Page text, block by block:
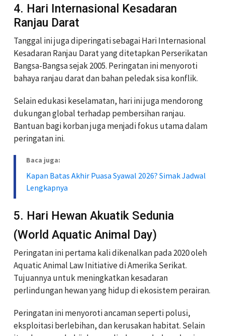
4. Hari Internasional Kesadaran
Ranjau Darat
Tanggal ini juga diperingati sebagai Hari Internasional
Kesadaran Ranjau Darat yang ditetapkan Perserikatan
Bangsa-Bangsa sejak 2005. Peringatan ini menyoroti
bahaya ranjau darat dan bahan peledak sisa konflik.
Selain edukasi keselamatan, hari ini juga mendorong
dukungan global terhadap pembersihan ranjau.
Bantuan bagi korban juga menjadi fokus utama dalam
peringatan ini.
Baca juga:
Kapan Batas Akhir Puasa Syawal 2026? Simak Jadwal
Lengkapnya
5. Hari Hewan Akuatik Sedunia
(World Aquatic Animal Day)
Peringatan ini pertama kali dikenalkan pada 2020 oleh
Aquatic Animal Law Initiative di Amerika Serikat.
Tujuannya untuk meningkatkan kesadaran
perlindungan hewan yang hidup di ekosistem perairan.
Peringatan ini menyoroti ancaman seperti polusi,
eksploitasi berlebihan, dan kerusakan habitat. Selain